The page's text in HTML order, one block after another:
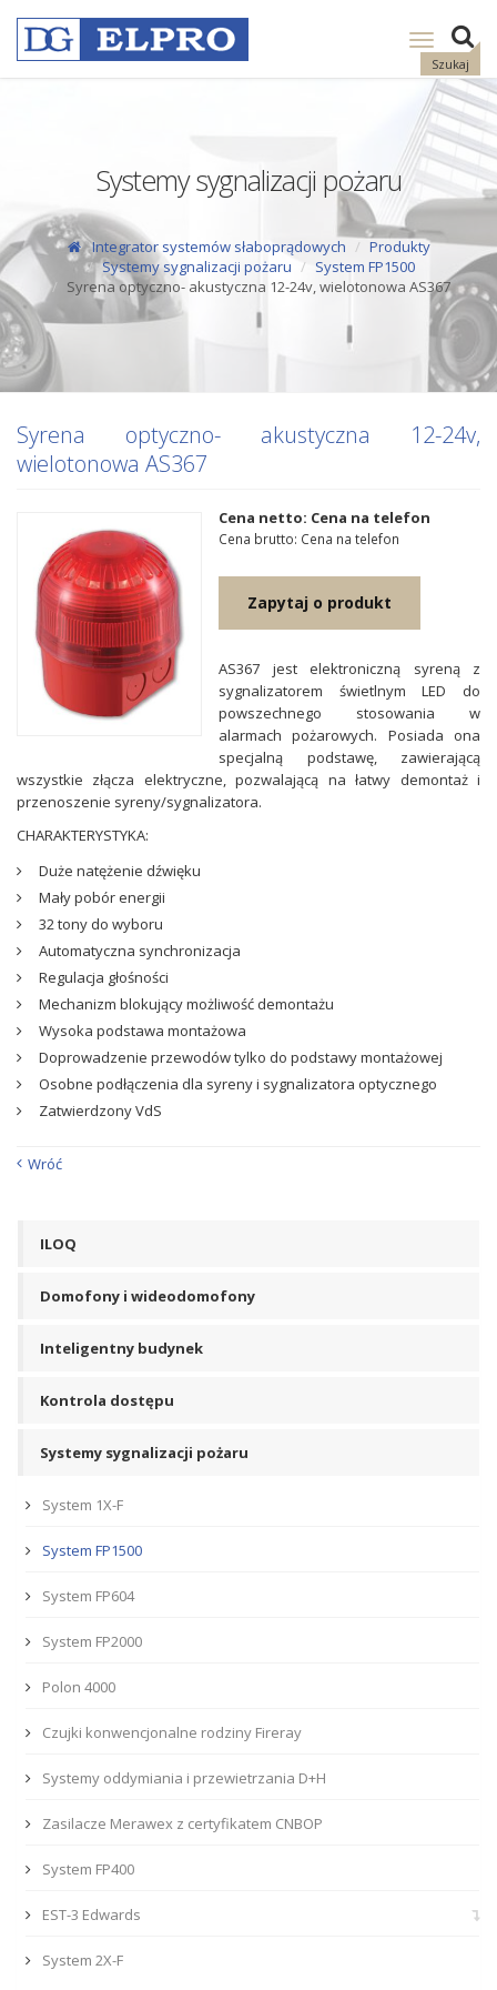
Szukaj
Pokaż
nawigację
Systemy sygnalizacji pożaru
Integrator systemów słaboprądowych
Produkty
Systemy sygnalizacji pożaru
System FP1500
Syrena optyczno- akustyczna 12-24v, wielotonowa AS367
Syrena optyczno- akustyczna 12-24v,
wielotonowa AS367
Cena netto: Cena na telefon
Cena brutto: Cena na telefon
Zapytaj o produkt
AS367 jest elektroniczną syreną z
sygnalizatorem świetlnym LED do
powszechnego stosowania w
alarmach pożarowych. Posiada ona
specjalną podstawę, zawierającą
wszystkie złącza elektryczne, pozwalającą na łatwy demontaż i
przenoszenie syreny/sygnalizatora.
CHARAKTERYSTYKA:
Duże natężenie dźwięku
Mały pobór energii
32 tony do wyboru
Automatyczna synchronizacja
Regulacja głośności
Mechanizm blokujący możliwość demontażu
Wysoka podstawa montażowa
Doprowadzenie przewodów tylko do podstawy montażowej
Osobne podłączenia dla syreny i sygnalizatora optycznego
Zatwierdzony VdS
Wróć
ILOQ
Domofony i wideodomofony
Inteligentny budynek
Kontrola dostępu
Systemy sygnalizacji pożaru
System 1X-F
System FP1500
System FP604
System FP2000
Polon 4000
Czujki konwencjonalne rodziny Fireray
Systemy oddymiania i przewietrzania D+H
Zasilacze Merawex z certyfikatem CNBOP
System FP400
EST-3 Edwards
System 2X-F